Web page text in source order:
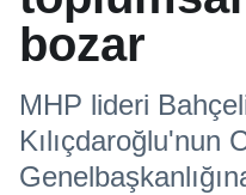
bozar
MHP lideri
Kılıçdaroğlu'nun